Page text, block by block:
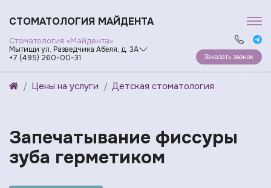
СТОМАТОЛОГИЯ МАЙДЕНТА
Стоматология «Майдента»
Мытищи ул. Разведчика Абеля, д. 3А
+7 (495) 260-00-31
Заказать звонок
Цены на услуги Детская стоматология
Запечатывание фиссуры
зуба герметиком